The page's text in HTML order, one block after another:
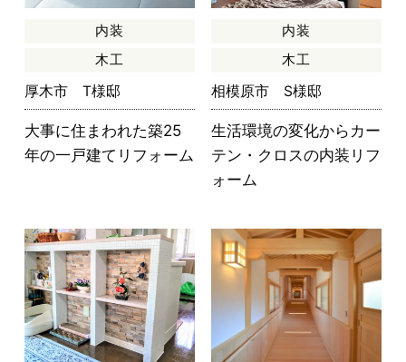
内装
木工
厚木市 T様邸
大事に住まわれた築25
年の一戸建てリフォーム
内装
木工
相模原市 S様邸
生活環境の変化からカー
テン・クロスの内装リフ
ォーム